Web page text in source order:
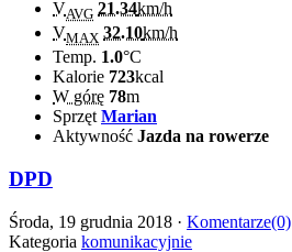
VAVG 21.34km/h
VMAX 32.10km/h
Temp. 1.0°C
Kalorie 723kcal
W górę 78m
SprzętMarian
Aktywność Jazda na rowerze
DPD
Środa, 19 grudnia 2018 · Komentarze(0)
Kategoria komunikacyjnie